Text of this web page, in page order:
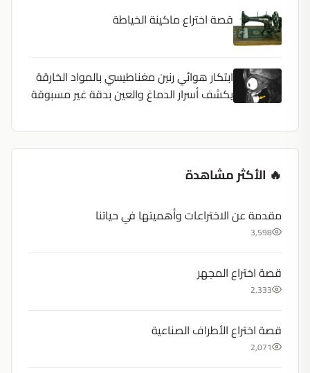
قصة اختراع ماكينة الخياطة
ابتكار هوائي رنين مغناطيسي بالمواد الخارقة
يكشف أسرار الدماغ والعين بدقة غير مسبوقة
🔥 الأكثر مشاهدة
مقدمة عن الاختراعات وأهميتها في حياتنا
3,598
قصة اختراع المجهر
2,333
قصة اختراع الأطراف الصناعية
2,071